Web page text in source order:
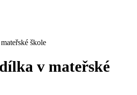
škole
v mateřské